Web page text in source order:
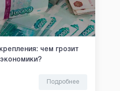
чем грозит
Подробнее